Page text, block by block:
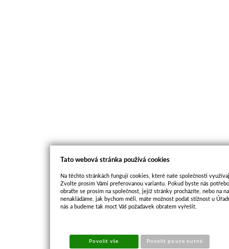
Tato webová stránka používá cookies
Na těchto stránkách fungují cookies, které naše společnosti
Zvolte prosím Vámi preferovanou variantu. Pokud byste nás
obraťte se prosím na společnost, jejíž stránky procházíte, nebo na
nenakládáme, jak bychom měli, máte možnost podat stížnost u
nás a budeme tak moct Váš požadavek obratem vyřešit.
Povolit vše Povolit pouze nutné